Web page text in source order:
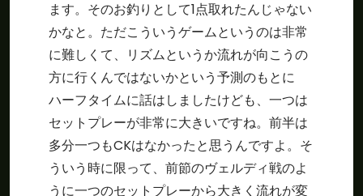
ます。そのお釣りとして1点取れたんじゃない
かなと。ただこういうゲームというのは非常
に難しくて、リズムというか流れが向こうの
方に行くんではないかという予測のもとに
ハーフタイムに話はしましたけども、一つは
セットプレーが非常に大きいですね。前半は
多分一つもCKはなかったと思うんですよ。そ
ういう時に限って、前節のヴェルディ戦のよ
うに一つのセットプレーから大きく流れが変